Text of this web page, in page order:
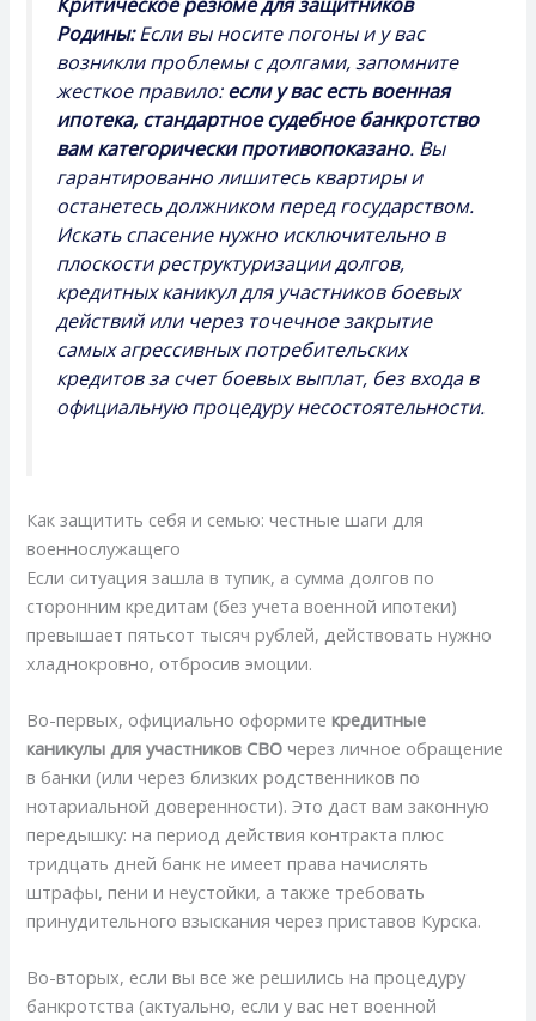
Родины:Если вы носите погоны и у вас
возникли проблемы с долгами, запомните
жесткое правило:если у вас есть военная
ипотека, стандартное судебное банкротство
вам категорически противопоказано. Вы
гарантированно лишитесь квартиры и
останетесь должником перед государством.
Искать спасение нужно исключительно в
плоскости реструктуризации долгов,
кредитных каникул для участников боевых
действий или через точечное закрытие
самых агрессивных потребительских
кредитов за счет боевых выплат, без входа в
официальную процедуру несостоятельности.
Как защитить себя и семью: честные шаги для
военнослужащего
Если ситуация зашла в тупик, а сумма долгов по
сторонним кредитам (без учета военной ипотеки)
превышает пятьсот тысяч рублей, действовать нужно
хладнокровно, отбросив эмоции.
Во-первых, официально оформитекредитные
каникулы для участников СВО через личное обращение
в банки (или через близких родственников по
нотариальной доверенности). Это даст вам законную
передышку: на период действия контракта плюс
тридцать дней банк не имеет права начислять
штрафы, пени и неустойки, а также требовать
принудительного взыскания через приставов Курска.
Во-вторых, если вы все же решились на процедуру
банкротства (актуально, если у вас нет военной